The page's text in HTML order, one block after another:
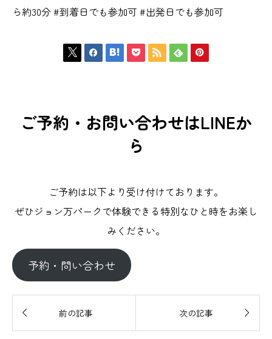
ら約30分 #到着日でも参加可 #出発日でも参加可
      
ご予約・お問い合わせはLINEか
ら
ご予約は以下より受け付けております。
ぜひジョン万パークで体験できる特別なひと時をお楽し
みください。
予約・問い合わせ
 前の記事 次の記事 